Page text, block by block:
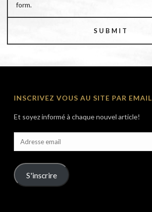
form.
SUBMIT
INSCRIVEZ VOUS AU SITE PAR EMAIL
Et soyez informé à chaque nouvel article!
Adresse
email
S'inscrire